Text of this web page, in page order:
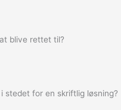
blive rettet til?
stedet for en skriftlig løsning?